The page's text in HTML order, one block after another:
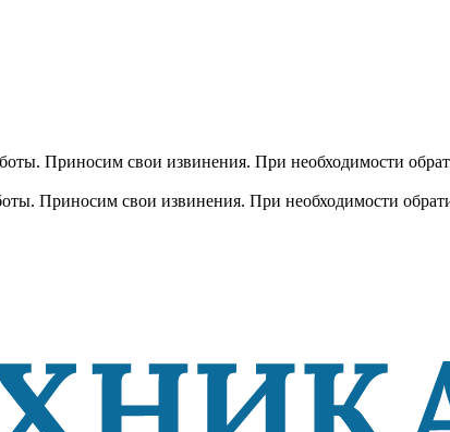
Приносим свои извинения. При необходимости
Приносим свои извинения. При необходимости